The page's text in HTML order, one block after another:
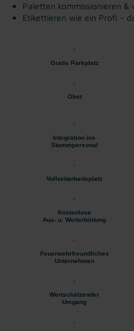
Paletten kommissionieren
Etikettieren wie ein Profi –
Gratis Parkplatz
Obst
Integration ins
Stammpersonal
Vollzeitarbeitsplatz
Kostenlose
Aus- u. Weiterbildung
Feuerwehrfreundliches
Unternehmen
Wertschätzender
Umgang